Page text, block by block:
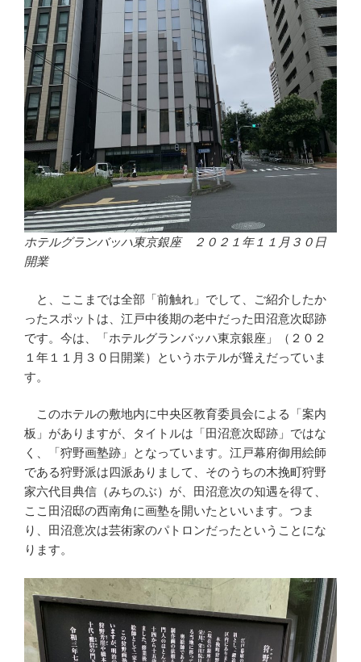
ホテルグランバッハ東京銀座 ２０２１年１１月３０日
開業
と、ここまでは全部「前触れ」でして、ご紹介したか
ったスポットは、江戸中後期の老中だった田沼意次邸跡
です。今は、「ホテルグランバッハ東京銀座」（２０２
１年１１月３０日開業）というホテルが聳えだっていま
す。
このホテルの敷地内に中央区教育委員会による「案内
板」がありますが、タイトルは「田沼意次邸跡」ではな
く、「狩野画塾跡」となっています。江戸幕府御用絵師
である狩野派は四派ありまして、そのうちの木挽町狩野
家六代目典信（みちのぶ）が、田沼意次の知遇を得て、
ここ田沼邸の西南角に画塾を開いたといいます。つま
り、田沼意次は芸術家のパトロンだったということにな
ります。